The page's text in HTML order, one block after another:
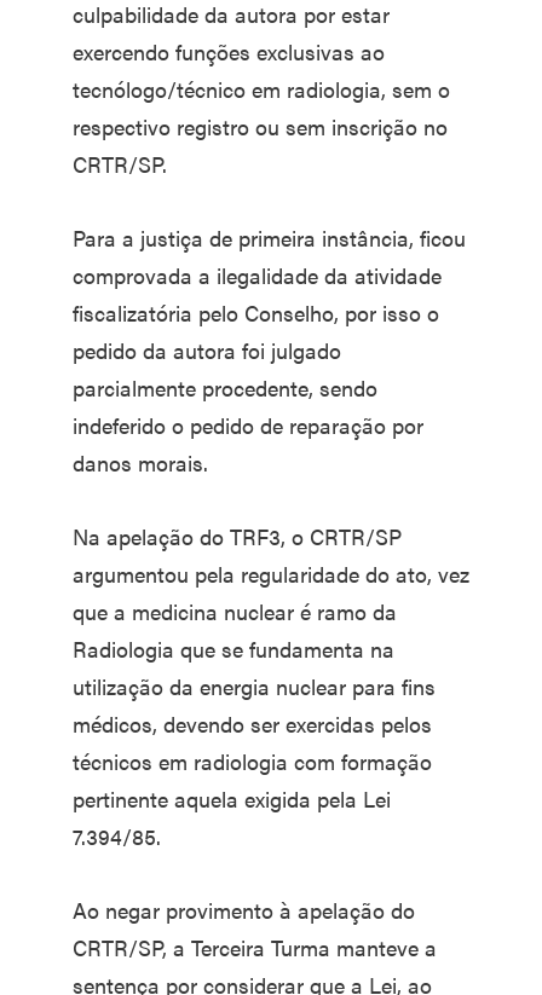
culpabilidade da autora por estar
exercendo funções exclusivas ao
tecnólogo/técnico em radiologia, sem o
respectivo registro ou sem inscrição no
CRTR/SP.
Para a justiça de primeira instância, ficou
comprovada a ilegalidade da atividade
fiscalizatória pelo Conselho, por isso o
pedido da autora foi julgado
parcialmente procedente, sendo
indeferido o pedido de reparação por
danos morais.
Na apelação do TRF3, o CRTR/SP
argumentou pela regularidade do ato, vez
que a medicina nuclear é ramo da
Radiologia que se fundamenta na
utilização da energia nuclear para fins
médicos, devendo ser exercidas pelos
técnicos em radiologia com formação
pertinente aquela exigida pela Lei
7.394/85.
Ao negar provimento à apelação do
CRTR/SP, a Terceira Turma manteve a
sentença por considerar que a Lei, ao